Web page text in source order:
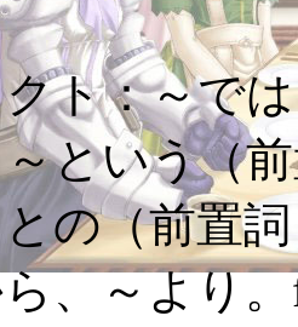
ト：～で
～という（
との（前置
ら、～より